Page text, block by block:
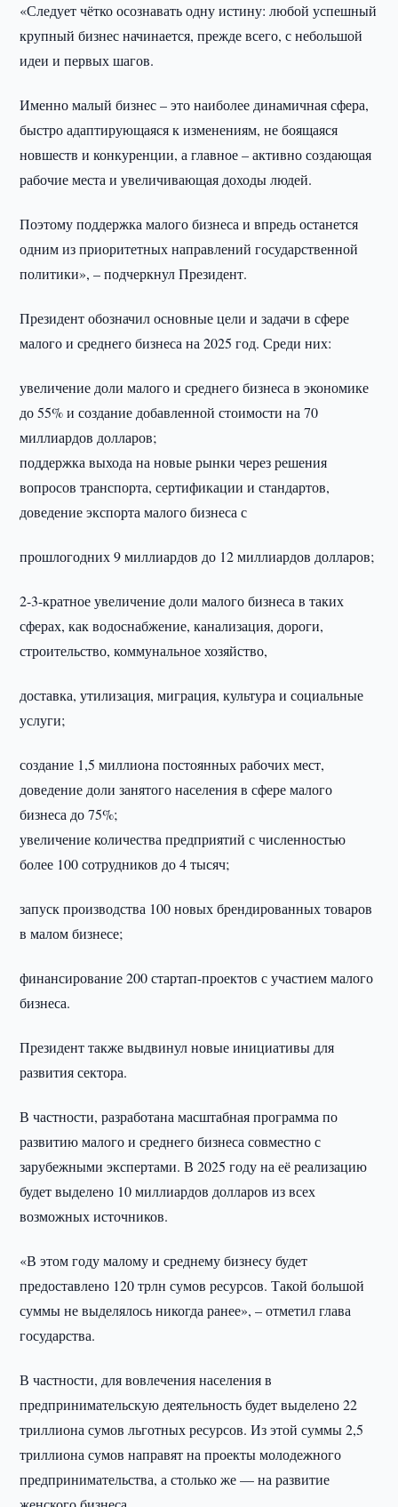
«Следует чётко осознавать одну истину: любой успешный
крупный бизнес начинается, прежде всего, с небольшой
идеи и первых шагов.
Именно малый бизнес – это наиболее динамичная сфера,
быстро адаптирующаяся к изменениям, не боящаяся
новшеств и конкуренции, а главное – активно создающая
рабочие места и увеличивающая доходы людей.
Поэтому поддержка малого бизнеса и впредь останется
одним из приоритетных направлений государственной
политики», – подчеркнул Президент.
Президент обозначил основные цели и задачи в сфере
малого и среднего бизнеса на 2025 год. Среди них:
увеличение доли малого и среднего бизнеса в экономике
до 55% и создание добавленной стоимости на 70
миллиардов долларов;
поддержка выхода на новые рынки через решения
вопросов транспорта, сертификации и стандартов,
доведение экспорта малого бизнеса с
прошлогодних 9 миллиардов до 12 миллиардов долларов;
2-3-кратное увеличение доли малого бизнеса в таких
сферах, как водоснабжение, канализация, дороги,
строительство, коммунальное хозяйство,
доставка, утилизация, миграция, культура и социальные
услуги;
создание 1,5 миллиона постоянных рабочих мест,
доведение доли занятого населения в сфере малого
бизнеса до 75%;
увеличение количества предприятий с численностью
более 100 сотрудников до 4 тысяч;
запуск производства 100 новых брендированных товаров
в малом бизнесе;
финансирование 200 стартап-проектов с участием малого
бизнеса.
Президент также выдвинул новые инициативы для
развития сектора.
В частности, разработана масштабная программа по
развитию малого и среднего бизнеса совместно с
зарубежными экспертами. В 2025 году на её реализацию
будет выделено 10 миллиардов долларов из всех
возможных источников.
«В этом году малому и среднему бизнесу будет
предоставлено 120 трлн сумов ресурсов. Такой большой
суммы не выделялось никогда ранее», – отметил глава
государства.
В частности, для вовлечения населения в
предпринимательскую деятельность будет выделено 22
триллиона сумов льготных ресурсов. Из этой суммы 2,5
триллиона сумов направят на проекты молодежного
предпринимательства, а столько же — на развитие